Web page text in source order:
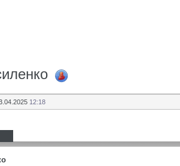
12:18